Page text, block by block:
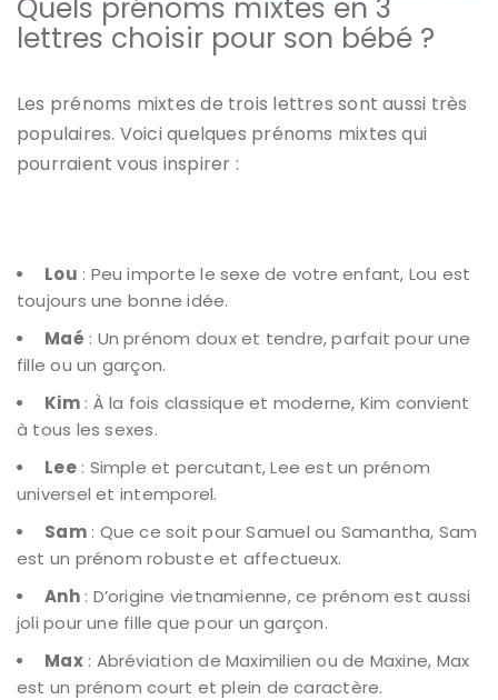
Quels prénoms mixtes en 3
lettres choisir pour son bébé ?
Les prénoms mixtes de trois lettres sont aussi très
populaires. Voici quelques prénoms mixtes qui
pourraient vous inspirer :
Lou : Peu importe le sexe de votre enfant, Lou est
toujours une bonne idée.
Maé : Un prénom doux et tendre, parfait pour une
fille ou un garçon.
Kim: À la fois classique et moderne, Kim convient
à tous les sexes.
Lee: Simple et percutant, Lee est un prénom
universel et intemporel.
Sam: Que ce soit pour Samuel ou Samantha, Sam
est un prénom robuste et affectueux.
Anh: D’origine vietnamienne, ce prénom est aussi
joli pour une fille que pour un garçon.
Max: Abréviation de Maximilien ou de Maxine, Max
est un prénom court et plein de caractère.